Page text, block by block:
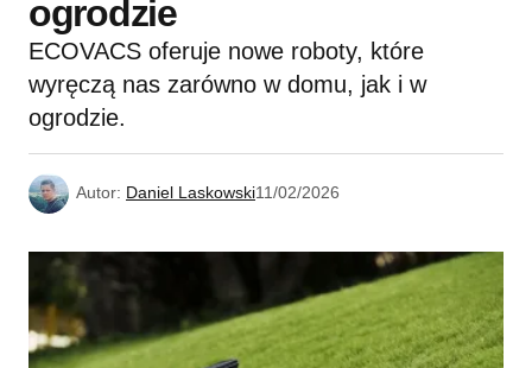
ogrodzie
ECOVACS oferuje nowe roboty, które
wyręczą nas zarówno w domu, jak i w
ogrodzie.
Autor: Daniel Laskowski11/02/2026